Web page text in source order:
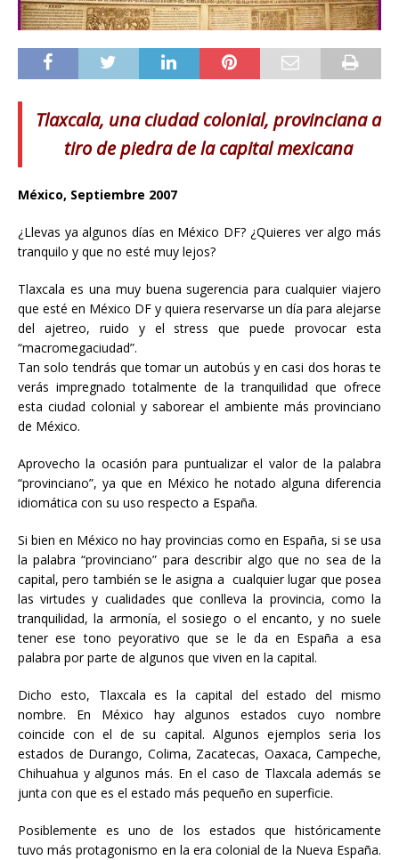
Tlaxcala, una ciudad colonial, provinciana a
tiro de piedra de la capital mexicana
México, Septiembre 2007
¿Llevas ya algunos días en México DF? ¿Quieres ver algo más
tranquilo y que no esté muy lejos?
Tlaxcala es una muy buena sugerencia para cualquier viajero
que esté en México DF y quiera reservarse un día para alejarse
del ajetreo, ruido y el stress que puede provocar esta
“macromegaciudad”.
Tan solo tendrás que tomar un autobús y en casi dos horas te
verás impregnado totalmente de la tranquilidad que ofrece
esta ciudad colonial y saborear el ambiente más provinciano
de México.
Aprovecho la ocasión para puntualizar el valor de la palabra
“provinciano”, ya que en México he notado alguna diferencia
idiomática con su uso respecto a España.
Si bien en México no hay provincias como en España, si se usa
la palabra “provinciano” para describir algo que no sea de la
capital, pero también se le asigna a cualquier lugar que posea
las virtudes y cualidades que conlleva la provincia, como la
tranquilidad, la armonía, el sosiego o el encanto, y no suele
tener ese tono peyorativo que se le da en España a esa
palabra por parte de algunos que viven en la capital.
Dicho esto, Tlaxcala es la capital del estado del mismo
nombre. En México hay algunos estados cuyo nombre
coincide con el de su capital. Algunos ejemplos seria los
estados de Durango, Colima, Zacatecas, Oaxaca, Campeche,
Chihuahua y algunos más. En el caso de Tlaxcala además se
junta con que es el estado más pequeño en superficie.
Posiblemente es uno de los estados que históricamente
tuvo más protagonismo en la era colonial de la Nueva España.